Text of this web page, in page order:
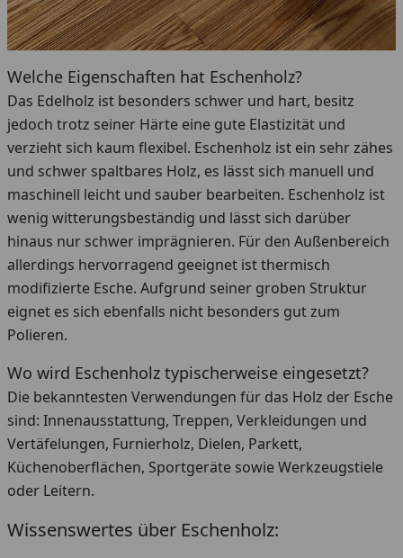
Welche Eigenschaften hat Eschenholz?
Das Edelholz ist besonders schwer und hart, besitz
jedoch trotz seiner Härte eine gute Elastizität und
verzieht sich kaum flexibel. Eschenholz ist ein sehr zähes
und schwer spaltbares Holz, es lässt sich manuell und
maschinell leicht und sauber bearbeiten. Eschenholz ist
wenig witterungsbeständig und lässt sich darüber
hinaus nur schwer imprägnieren. Für den Außenbereich
allerdings hervorragend geeignet ist thermisch
modifizierte Esche. Aufgrund seiner groben Struktur
eignet es sich ebenfalls nicht besonders gut zum
Polieren.
Wo wird Eschenholz typischerweise eingesetzt?
Die bekanntesten Verwendungen für das Holz der Esche
sind: Innenausstattung, Treppen, Verkleidungen und
Vertäfelungen, Furnierholz, Dielen, Parkett,
Küchenoberflächen, Sportgeräte sowie Werkzeugstiele
oder Leitern.
Wissenswertes über Eschenholz: